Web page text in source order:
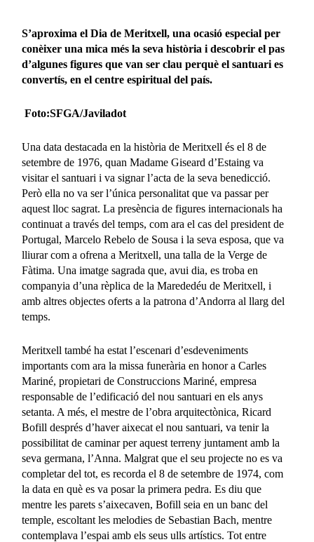
S’aproxima el Dia de Meritxell, una ocasió especial per
conèixer una mica més la seva història i descobrir el pas
d’algunes figures que van ser clau perquè el santuari es
convertís, en el centre espiritual del país.
Foto:SFGA/Javiladot
Una data destacada en la història de Meritxell és el 8 de
setembre de 1976, quan Madame Giseard d’Estaing va
visitar el santuari i va signar l’acta de la seva benedicció.
Però ella no va ser l’única personalitat que va passar per
aquest lloc sagrat. La presència de figures internacionals ha
continuat a través del temps, com ara el cas del president de
Portugal, Marcelo Rebelo de Sousa i la seva esposa, que va
lliurar com a ofrena a Meritxell, una talla de la Verge de
Fàtima. Una imatge sagrada que, avui dia, es troba en
companyia d’una rèplica de la Marededéu de Meritxell, i
amb altres objectes oferts a la patrona d’Andorra al llarg del
temps.
Meritxell també ha estat l’escenari d’esdeveniments
importants com ara la missa funerària en honor a Carles
Mariné, propietari de Construccions Mariné, empresa
responsable de l’edificació del nou santuari en els anys
setanta. A més, el mestre de l’obra arquitectònica, Ricard
Bofill després d’haver aixecat el nou santuari, va tenir la
possibilitat de caminar per aquest terreny juntament amb la
seva germana, l’Anna. Malgrat que el seu projecte no es va
completar del tot, es recorda el 8 de setembre de 1974, com
la data en què es va posar la primera pedra. Es diu que
mentre les parets s’aixecaven, Bofill seia en un banc del
temple, escoltant les melodies de Sebastian Bach, mentre
contemplava l’espai amb els seus ulls artístics. Tot entre